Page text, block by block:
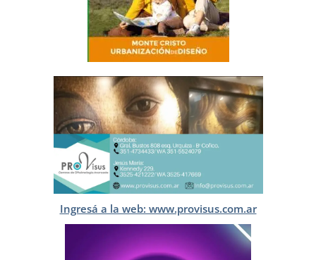
Ingresá a la web: www.provisus.com.ar